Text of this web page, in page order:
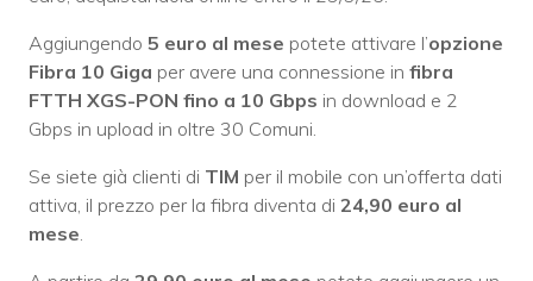
Aggiungendo 5 euro al mese potete attivare l’opzione
Fibra 10 Giga per avere una connessione in fibra
FTTH XGS-PON fino a 10 Gbps in download e 2
Gbps in upload in oltre 30 Comuni.
Se siete già clienti di TIM per il mobile con un’offerta dati
attiva, il prezzo per la fibra diventa di 24,90 euro al
mese